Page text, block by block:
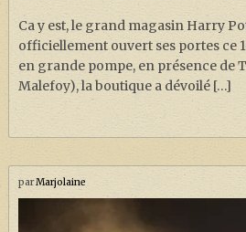
Ca y est, le grand magasin Harry
officiellement ouvert ses portes ce
en grande pompe, en présence de
Malefoy), la boutique a dévoilé […]
parMarjolaine